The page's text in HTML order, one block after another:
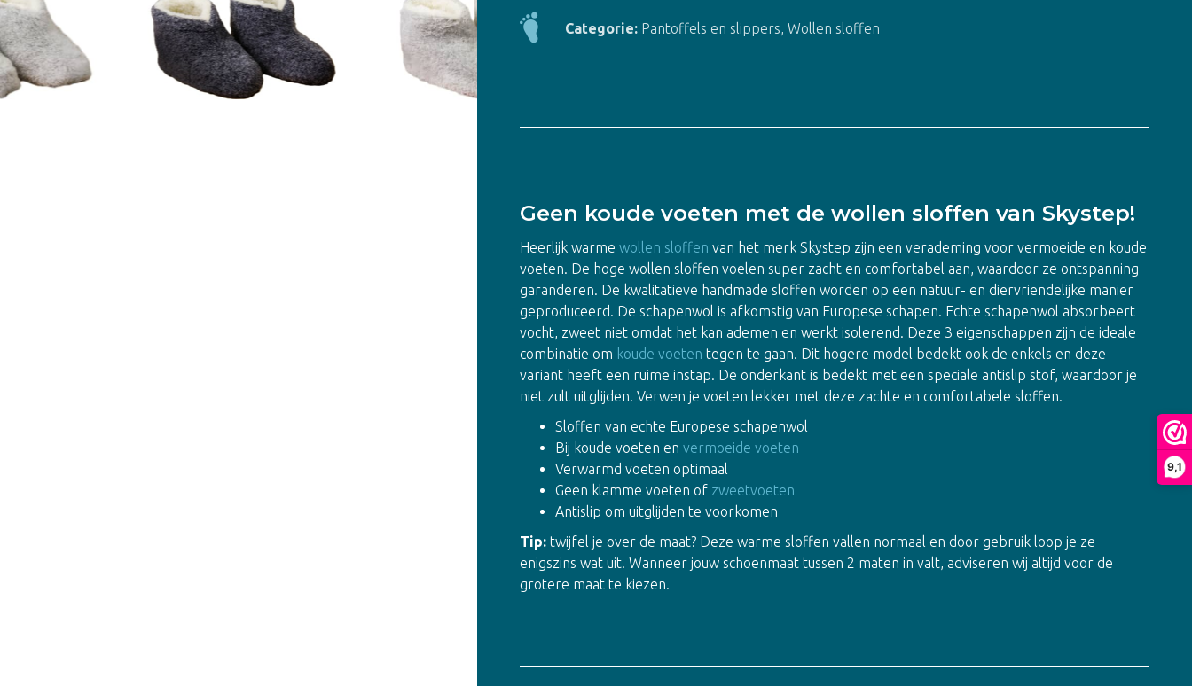
9,1
2
kleuren
Categorie: Pantoffels en slippers, Wollen sloffen
Geen koude voeten met de wollen sloffen van Skystep!
Heerlijk warme wollen sloffen van het merk Skystep zijn een verademing voor vermoeide en koude
voeten. De hoge wollen sloffen voelen super zacht en comfortabel aan, waardoor ze ontspanning
garanderen. De kwalitatieve handmade sloffen worden op een natuur- en diervriendelijke manier
geproduceerd. De schapenwol is afkomstig van Europese schapen. Echte schapenwol absorbeert
vocht, zweet niet omdat het kan ademen en werkt isolerend. Deze 3 eigenschappen zijn de ideale
combinatie om koude voeten tegen te gaan. Dit hogere model bedekt ook de enkels en deze
variant heeft een ruime instap. De onderkant is bedekt met een speciale antislip stof, waardoor je
niet zult uitglijden. Verwen je voeten lekker met deze zachte en comfortabele sloffen.
Sloffen van echte Europese schapenwol
Bij koude voeten en vermoeide voeten
Verwarmd voeten optimaal
Geen klamme voeten of zweetvoeten
Antislip om uitglijden te voorkomen
Tip:twijfel je over de maat? Deze warme sloffen vallen normaal en door gebruik loop je ze
enigszins wat uit. Wanneer jouw schoenmaat tussen 2 maten in valt, adviseren wij altijd voor de
grotere maat te kiezen.